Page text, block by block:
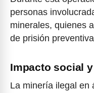
personas
minerales, quienes
de prisión
Impacto social
La minería ilegal en